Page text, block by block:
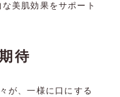
美肌効果をサポート
待
が、一様に口にする